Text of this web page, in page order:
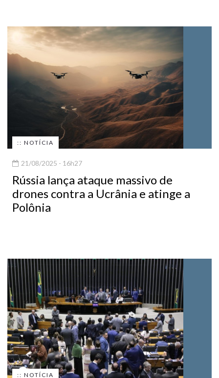
:: NOTÍCIA
21/08/2025 - 16h27
Rússia lança ataque massivo de
drones contra a Ucrânia e atinge a
Polônia
:: NOTÍCIA